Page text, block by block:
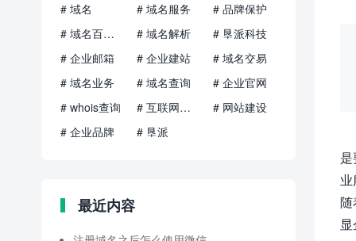
随
# 域名
# 域名服务
# 品牌保护
# 域名百科知识
# 域名解析
# 垦派科技
# 企业邮箱
# 企业建站
# 域名交易
# 域名业务
# 域名查询
# 企业官网
# whois查询
# 互联网品牌
# 网站建设
# 企业品牌
# 垦派
最近内容